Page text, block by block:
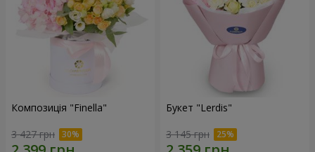
Композиція "Finella"
3 427 грн
Букет "Lerdis"
3 145 грн